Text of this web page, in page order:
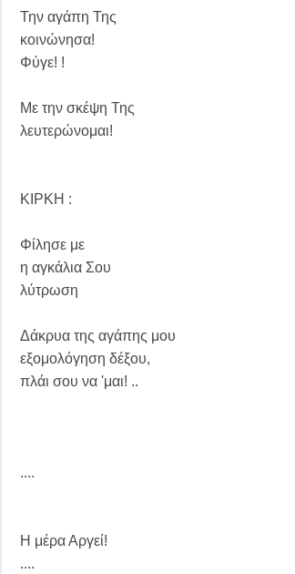
Την αγάπη Της
κοινώνησα!
Φύγε! !
Με την σκέψη Της
λευτερώνομαι!
ΚΙΡΚΗ :
Φίλησε με
η αγκάλια Σου
λύτρωση
Δάκρυα της αγάπης μου
εξομολόγηση δέξου,
πλάι σου να 'μαι! ..
....
Η μέρα Αργεί!
....